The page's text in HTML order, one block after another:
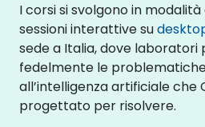
I corsi si svolgono in
sessioni interattive su
sede a Italia, dove
fedelmente le
all’intelligenza artificiale che
progettato per risolvere.